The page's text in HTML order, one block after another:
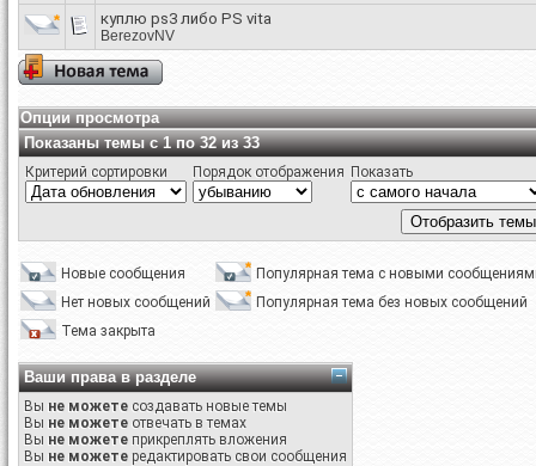
куплю ps3 либо PS vita
BerezovNV
Опции просмотра
Показаны темы с 1 по 32 из 33
Критерий сортировки Порядок отображения Показать
Новые сообщения
Популярная тема с новыми
Нет новых сообщений
Популярная тема без новых сообщений
Тема закрыта
Ваши права в разделе
Вы не можете создавать новые темы
Вы не можете отвечать в темах
Вы не можете прикреплять вложения
Вы не можете редактировать свои сообщения